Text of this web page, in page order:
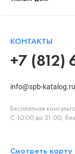
КОНТАКТЫ
+7 (812)
info@spb-katalog.ru
Бесплатная
С 10:00 до 21:00,
Смотреть карту